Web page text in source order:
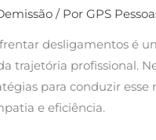
/ PorGPS
desligamentos é
trajetória profissional.
para conduzir
e eficiência.